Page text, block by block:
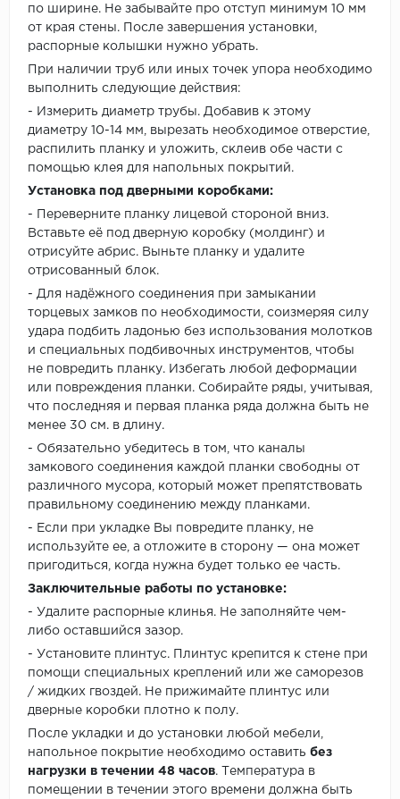
по ширине. Не забывайте про отступ минимум 10 мм
от края стены. После завершения установки,
распорные колышки нужно убрать.
При наличии труб или иных точек упора необходимо
выполнить следующие действия:
- Измерить диаметр трубы. Добавив к этому
диаметру 10-14 мм, вырезать необходимое отверстие,
распилить планку и уложить, склеив обе части с
помощью клея для напольных покрытий.
Установка под дверными коробками:
- Переверните планку лицевой стороной вниз.
Вставьте её под дверную коробку (молдинг) и
отрисуйте абрис. Выньте планку и удалите
отрисованный блок.
- Для надёжного соединения при замыкании
торцевых замков по необходимости, соизмеряя силу
удара подбить ладонью без использования молотков
и специальных подбивочных инструментов, чтобы
не повредить планку. Избегать любой деформации
или повреждения планки. Собирайте ряды, учитывая,
что последняя и первая планка ряда должна быть не
менее 30 см. в длину.
- Обязательно убедитесь в том, что каналы
замкового соединения каждой планки свободны от
различного мусора, который может препятствовать
правильному соединению между планками.
- Если при укладке Вы повредите планку, не
используйте ее, а отложите в сторону — она может
пригодиться, когда нужна будет только ее часть.
Заключительные работы по установке:
- Удалите распорные клинья. Не заполняйте чем-
либо оставшийся зазор.
- Установите плинтус. Плинтус крепится к стене при
помощи специальных креплений или же саморезов
/ жидких гвоздей. Не прижимайте плинтус или
дверные коробки плотно к полу.
После укладки и до установки любой мебели,
напольное покрытие необходимо оставить без
нагрузки в течении 48 часов. Температура в
помещении в течении этого времени должна быть